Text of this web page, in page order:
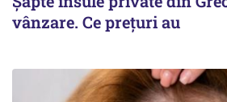
vânzare. Ce prețuri au